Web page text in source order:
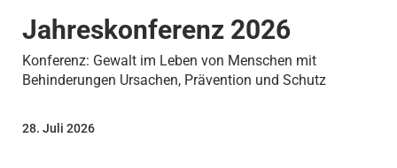
Jahreskonferenz 2026
Konferenz: Gewalt im Leben von Menschen mit
Behinderungen Ursachen, Prävention und Schutz
28. Juli 2026